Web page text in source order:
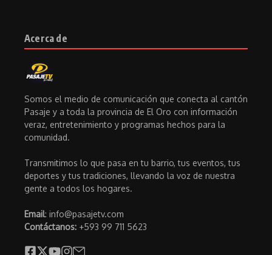
Acerca de
Somos el medio de comunicación que conecta al cantón
Pasaje y a toda la provincia de El Oro con información
veraz, entretenimiento y programas hechos para la
comunidad.
Transmitimos lo que pasa en tu barrio, tus eventos, tus
deportes y tus tradiciones, llevando la voz de nuestra
gente a todos los hogares.
Email: info@pasajetv.com
Contáctanos: +593 99 711 5623